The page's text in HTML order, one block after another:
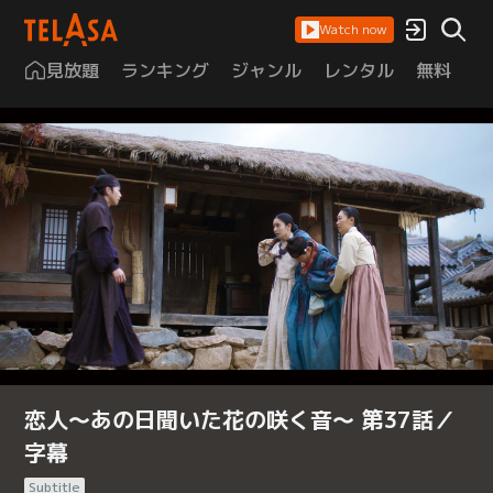
Watch now
見放題 ランキング ジャンル レンタル 無料
恋人～あの日聞いた花の咲く音～ 第37話／
字幕
Subtitle